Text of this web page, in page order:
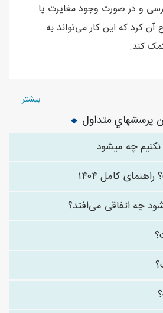
و در صورت وجود مغایرت یا
آن کرد که این کار می‌تواند به
کند.
بیشتر
پرسشهاي متداول
نکنیم چه میشود
چه اتفاقی می‌افتد؟